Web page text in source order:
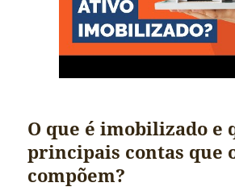
O que é imobilizado e
principais contas que
compõem?